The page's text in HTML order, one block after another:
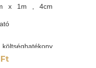
x 1m , 4cm